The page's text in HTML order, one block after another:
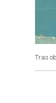
Tras